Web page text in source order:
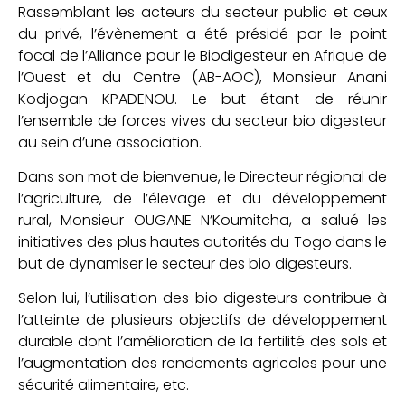
Rassemblant les acteurs du secteur public et ceux
du privé, l’évènement a été présidé par le point
focal de l’Alliance pour le Biodigesteur en Afrique de
l’Ouest et du Centre (AB-AOC), Monsieur Anani
Kodjogan KPADENOU. Le but étant de réunir
l’ensemble de forces vives du secteur bio digesteur
au sein d’une association.
Dans son mot de bienvenue, le Directeur régional de
l’agriculture, de l’élevage et du développement
rural, Monsieur OUGANE N’Koumitcha, a salué les
initiatives des plus hautes autorités du Togo dans le
but de dynamiser le secteur des bio digesteurs.
Selon lui, l’utilisation des bio digesteurs contribue à
l’atteinte de plusieurs objectifs de développement
durable dont l’amélioration de la fertilité des sols et
l’augmentation des rendements agricoles pour une
sécurité alimentaire, etc.